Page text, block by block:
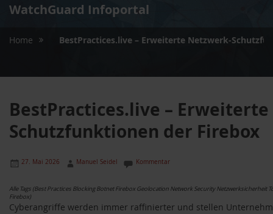
WatchGuard Infoportal
Home BestPractices.live – Erweiterte Netzwerk-
BestPractices.live –
Schutzfunktionen der Firebox
27. Mai 2026 Manuel Seidel Kommentar
Alle Tags (Best Practices Blocking Botnet Firebox Geolocation Network Security Netzwerksicherheit
Firebox)
Cyberangriffe werden immer raffinierter und stellen